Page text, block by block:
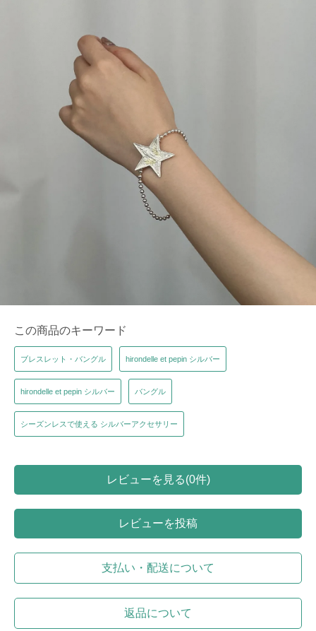
この商品のキーワード
ブレスレット・バングル hirondelle et pepin シルバー
hirondelle et pepin シルバー バングル
シーズンレスで使える シルバーアクセサリー
レビューを見る(0件)
レビューを投稿
支払い・配送について
返品について